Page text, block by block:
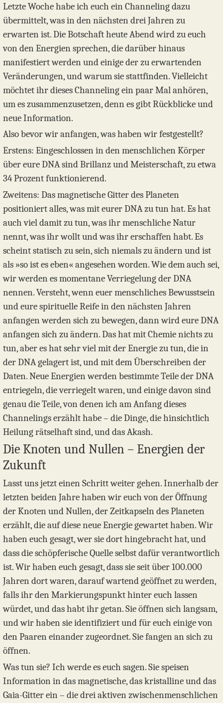
Letzte Woche habe ich euch ein Channeling dazu
übermittelt, was in den nächsten drei Jahren zu
erwarten ist. Die Botschaft heute Abend wird zu euch
von den Energien sprechen, die darüber hinaus
manifestiert werden und einige der zu erwartenden
Veränderungen, und warum sie stattfinden. Vielleicht
möchtet ihr dieses Channeling ein paar Mal anhören,
um es zusammenzusetzen, denn es gibt Rückblicke und
neue Information.
Also bevor wir anfangen, was haben wir festgestellt?
Erstens: Eingeschlossen in den menschlichen Körper
über eure DNA sind Brillanz und Meisterschaft, zu etwa
34 Prozent funktionierend.
Zweitens: Das magnetische Gitter des Planeten
positioniert alles, was mit eurer DNA zu tun hat. Es hat
auch viel damit zu tun, was ihr menschliche Natur
nennt, was ihr wollt und was ihr erschaffen habt. Es
scheint statisch zu sein, sich niemals zu ändern und ist
als »so ist es eben« angesehen worden. Wie dem auch sei,
wir werden es momentane Verriegelung der DNA
nennen. Versteht, wenn euer menschliches Bewusstsein
und eure spirituelle Reife in den nächsten Jahren
anfangen werden sich zu bewegen, dann wird eure DNA
anfangen sich zu ändern. Das hat mit Chemie nichts zu
tun, aber es hat sehr viel mit der Energie zu tun, die in
der DNA gelagert ist, und mit dem Überschreiben der
Daten. Neue Energien werden bestimmte Teile der DNA
entriegeln, die verriegelt waren, und einige davon sind
genau die Teile, von denen ich am Anfang dieses
Channelings erzählt habe – die Dinge, die hinsichtlich
Heilung rätselhaft sind, und das Akash.
Die Knoten und Nullen – Energien der
Zukunft
Lasst uns jetzt einen Schritt weiter gehen. Innerhalb der
letzten beiden Jahre haben wir euch von der Öffnung
der Knoten und Nullen, der Zeitkapseln des Planeten
erzählt, die auf diese neue Energie gewartet haben. Wir
haben euch gesagt, wer sie dort hingebracht hat, und
dass die schöpferische Quelle selbst dafür verantwortlich
ist. Wir haben euch gesagt, dass sie seit über 100.000
Jahren dort waren, darauf wartend geöffnet zu werden,
falls ihr den Markierungspunkt hinter euch lassen
würdet, und das habt ihr getan. Sie öffnen sich langsam,
und wir haben sie identifiziert und für euch einige von
den Paaren einander zugeordnet. Sie fangen an sich zu
öffnen.
Was tun sie? Ich werde es euch sagen. Sie speisen
Information in das magnetische, das kristalline und das
Gaia-Gitter ein – die drei aktiven zwischenmenschlichen